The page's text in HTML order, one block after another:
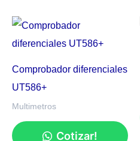
Comprobador diferenciales
UT586+
Multimetros
Cotizar!